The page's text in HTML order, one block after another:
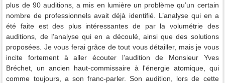
plus de 90 auditions, a mis en lumière un problème qu’un certain
nombre de professionnels avait déjà identifié. L’analyse qui en a
été faite est des plus intéressantes de par la volumétrie des
auditions, de l’analyse qui en a découlé, ainsi que des solutions
proposées. Je vous ferai grâce de tout vous détailler, mais je vous
incite fortement à aller écouter l’audition de Monsieur Yves
Bréchet, un ancien haut-commissaire à l'énergie atomique, qui
comme toujours, a son franc-parler. Son audition, lors de cette